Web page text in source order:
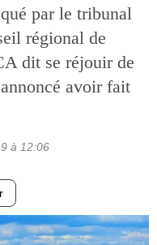
par le tribunal
régional de
dit se réjouir de
avoir fait
à 12:06